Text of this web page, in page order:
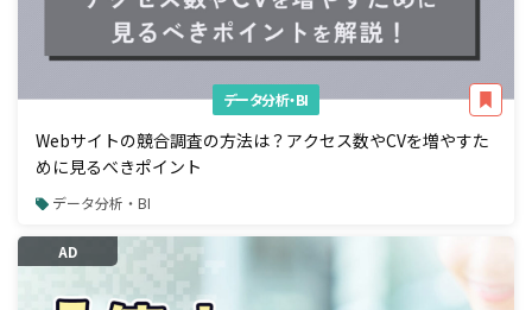
データ分析・BI
Webサイトの競合調査の方法は？アクセス数やCVを増やすた
めに見るべきポイント
データ分析・BI
AD